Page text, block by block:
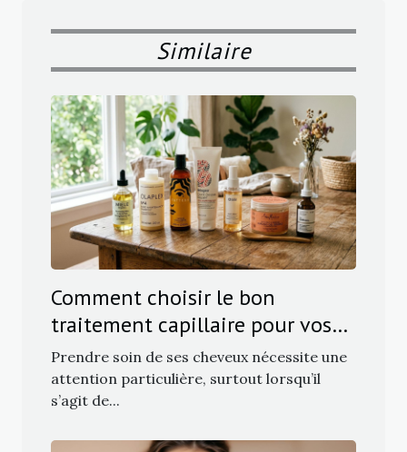
Similaire
Comment choisir le bon
traitement capillaire pour vos
besoins ?
Prendre soin de ses cheveux nécessite une
attention particulière, surtout lorsqu’il
s’agit de...